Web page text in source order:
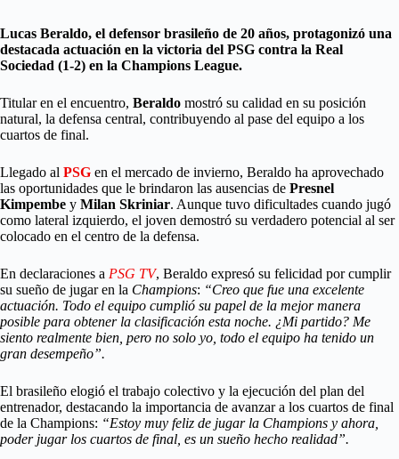
Lucas Beraldo, el defensor brasileño de 20 años, protagonizó una
destacada actuación en la victoria del PSG contra la Real
Sociedad (1-2) en la Champions League.
Titular en el encuentro, Beraldo mostró su calidad en su posición
natural, la defensa central, contribuyendo al pase del equipo a los
cuartos de final.
Llegado al PSG en el mercado de invierno, Beraldo ha aprovechado
las oportunidades que le brindaron las ausencias de Presnel
Kimpembe y Milan Skriniar. Aunque tuvo dificultades cuando jugó
como lateral izquierdo, el joven demostró su verdadero potencial al ser
colocado en el centro de la defensa.
En declaraciones a PSG TV, Beraldo expresó su felicidad por cumplir
su sueño de jugar en la Champions: “Creo que fue una excelente
actuación. Todo el equipo cumplió su papel de la mejor manera
posible para obtener la clasificación esta noche. ¿Mi partido? Me
siento realmente bien, pero no solo yo, todo el equipo ha tenido un
gran desempeño”.
El brasileño elogió el trabajo colectivo y la ejecución del plan del
entrenador, destacando la importancia de avanzar a los cuartos de final
de la Champions: “Estoy muy feliz de jugar la Champions y ahora,
poder jugar los cuartos de final, es un sueño hecho realidad”.